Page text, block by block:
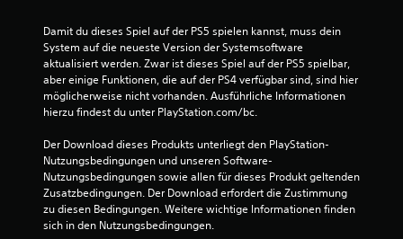
Damit du dieses Spiel auf der PS5 spielen kannst, muss dein
System auf die neueste Version der Systemsoftware
aktualisiert werden. Zwar ist dieses Spiel auf der PS5 spielbar,
aber einige Funktionen, die auf der PS4 verfügbar sind, sind hier
möglicherweise nicht vorhanden. Ausführliche Informationen
hierzu findest du unter PlayStation.com/bc.
Der Download dieses Produkts unterliegt den PlayStation-
Nutzungsbedingungen und unseren Software-
Nutzungsbedingungen sowie allen für dieses Produkt geltenden
Zusatzbedingungen. Der Download erfordert die Zustimmung
zu diesen Bedingungen. Weitere wichtige Informationen finden
sich in den Nutzungsbedingungen.